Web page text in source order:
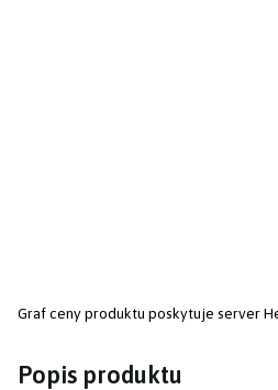
Graf ceny produktu poskytuje server
Popis produktu